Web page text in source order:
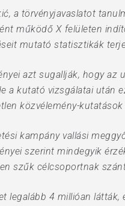
a törvényjavaslatot
működő X felületen
mutató statisztikák
azt sugallják, hogy
a kutató vizsgálatai után
közvélemény-kutatások
kampány vallási
szerint mindegyik
szűk célcsoportnak
legalább 4 millióan